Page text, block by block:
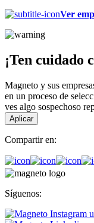
Ver
¡Ten cuidado
Magneto y sus
en un proceso de
ves algo sospechoso
Aplicar
Compartir en:
Síguenos: